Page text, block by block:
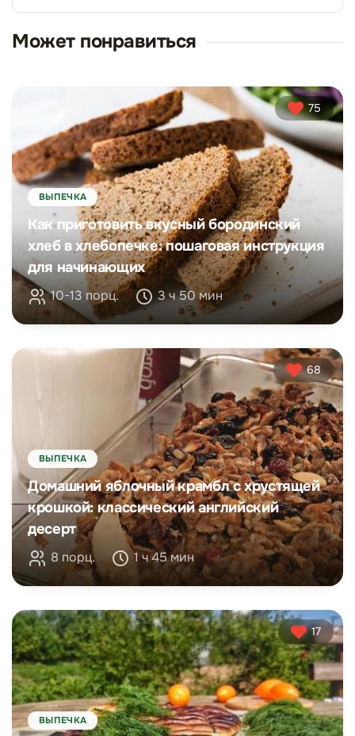
Может понравиться
75
ВЫПЕЧКА
Как приготовить вкусный бородинский
хлеб в хлебопечке: пошаговая инструкция
для начинающих
10-13 порц. 3 ч 50 мин
68
ВЫПЕЧКА
Домашний яблочный крамбл с хрустящей
крошкой: классический английский
десерт
8 порц. 1 ч 45 мин
17
ВЫПЕЧКА